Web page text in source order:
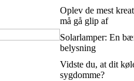
Oplev de mest
må gå glip af
Solarlamper: En
belysning
Vidste du, at dit
sygdomme?